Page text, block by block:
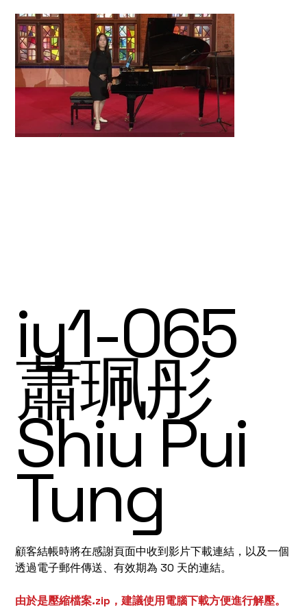
iy1-065
蕭珮彤
Shiu Pui
Tung
顧客結帳時將在感謝頁面中收到影片下載連結，以及一個
透過電子郵件傳送、有效期為 30 天的連結。
由於是壓縮檔案.zip，建議使用電腦下載方便進行解壓。